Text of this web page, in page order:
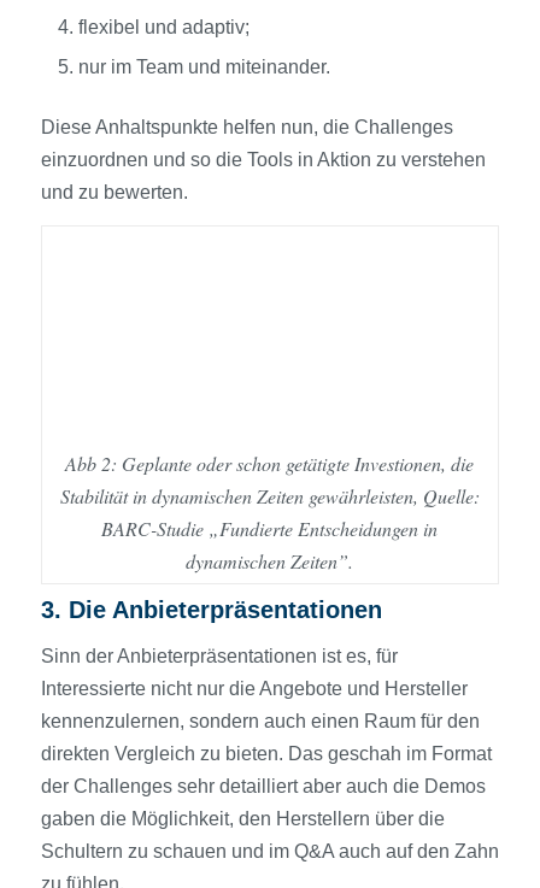
flexibel und adaptiv;
nur im Team und miteinander.
Diese Anhaltspunkte helfen nun, die Challenges
einzuordnen und so die Tools in Aktion zu verstehen
und zu bewerten.
Abb 2: Geplante oder schon getätigte Investionen, die
Stabilität in dynamischen Zeiten gewährleisten, Quelle:
BARC-Studie „Fundierte Entscheidungen in
dynamischen Zeiten”.
3. Die Anbieterpräsentationen
Sinn der Anbieterpräsentationen ist es, für
Interessierte nicht nur die Angebote und Hersteller
kennenzulernen, sondern auch einen Raum für den
direkten Vergleich zu bieten. Das geschah im Format
der Challenges sehr detailliert aber auch die Demos
gaben die Möglichkeit, den Herstellern über die
Schultern zu schauen und im Q&A auch auf den Zahn
zu fühlen.